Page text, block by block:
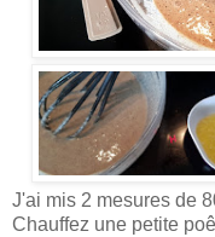
J'ai mis 2 mesures de
Chauffez une petite